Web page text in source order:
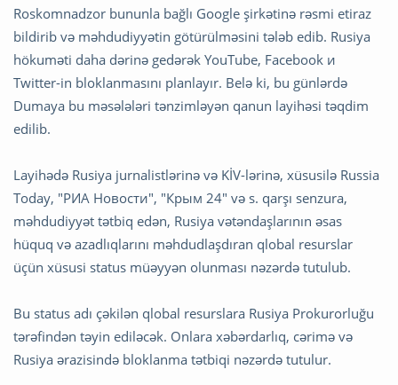
Roskomnadzor bununla bağlı Google şirkətinə rəsmi etiraz
bildirib və məhdudiyyətin götürülməsini tələb edib. Rusiya
hökuməti daha dərinə gedərək YouTube, Facebook и
Twitter-in bloklanmasını planlayır. Belə ki, bu günlərdə
Dumaya bu məsələləri tənzimləyən qanun layihəsi təqdim
edilib.
Layihədə Rusiya jurnalistlərinə və KİV-lərinə, xüsusilə Russia
Today, "РИА Новости", "Крым 24" və s. qarşı senzura,
məhdudiyyət tətbiq edən, Rusiya vətəndaşlarının əsas
hüquq və azadlıqlarını məhdudlaşdıran qlobal resurslar
üçün xüsusi status müəyyən olunması nəzərdə tutulub.
Bu status adı çəkilən qlobal resurslara Rusiya Prokurorluğu
tərəfindən təyin ediləcək. Onlara xəbərdarlıq, cərimə və
Rusiya ərazisində bloklanma tətbiqi nəzərdə tutulur.